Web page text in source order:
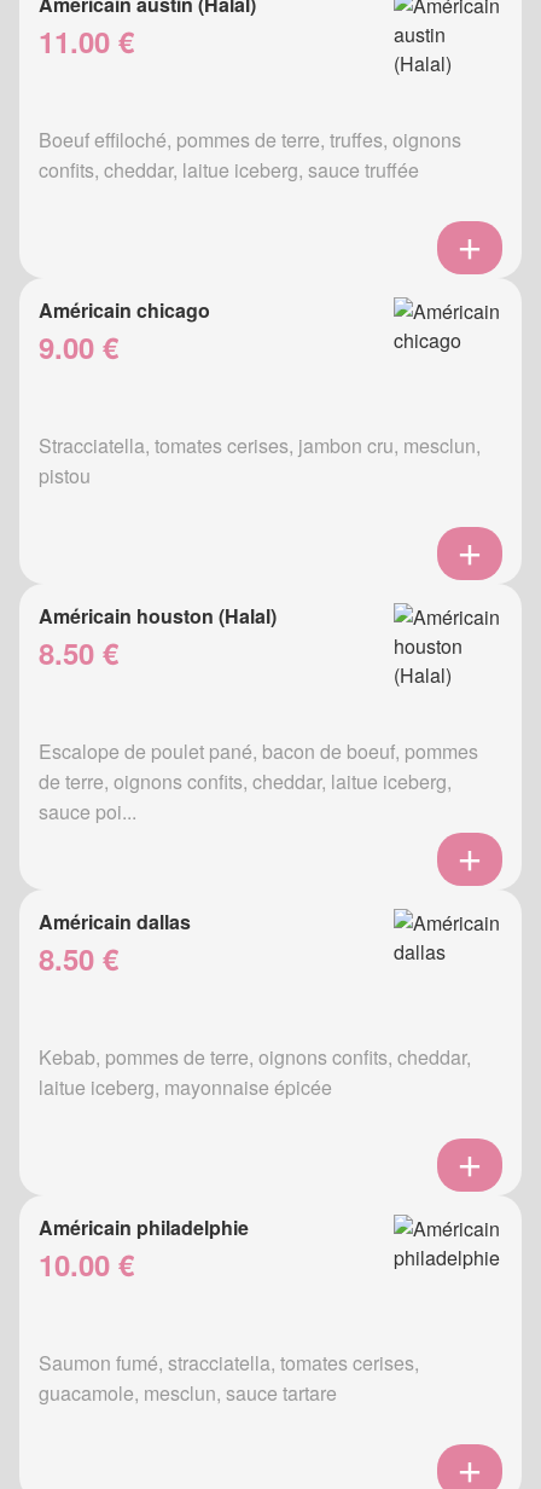
11.00 €
Boeuf effiloché, pommes de terre, truffes, oignons
confits, cheddar, laitue iceberg, sauce truffée
Américain chicago
9.00 €
Stracciatella, tomates cerises, jambon cru, mesclun,
pistou
Américain houston (Halal)
8.50 €
Escalope de poulet pané, bacon de boeuf, pommes
de terre, oignons confits, cheddar, laitue iceberg,
sauce poi...
Américain dallas
8.50 €
Kebab, pommes de terre, oignons confits, cheddar,
laitue iceberg, mayonnaise épicée
Américain philadelphie
10.00 €
Saumon fumé, stracciatella, tomates cerises,
guacamole, mesclun, sauce tartare